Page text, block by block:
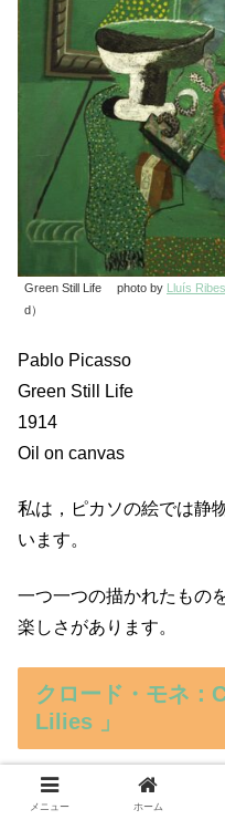
Green Still Life photo by Lluís
d）
Pablo Picasso
Green Still Life
1914
Oil on canvas
私は，ピカソの絵では静
います。
一つ一つの描かれたもの
楽しさがあります。
クロード・モネ
Lilies 」
メニュー ホーム